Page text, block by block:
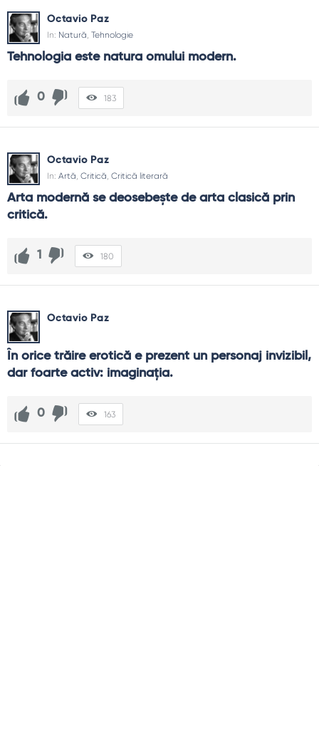
Octavio Paz
In: Natură, Tehnologie
Tehnologia este natura omului modern.
0 183
Octavio Paz
In: Artă, Critică, Critică literară
Arta modernă se deosebeşte de arta clasică prin
critică.
1 180
Octavio Paz
În orice trăire erotică e prezent un personaj invizibil,
dar foarte activ: imaginaţia.
0 163